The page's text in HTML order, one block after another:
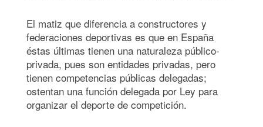
El matiz que diferencia a constructores y
federaciones deportivas es que en España
éstas últimas tienen una naturaleza público-
privada, pues son entidades privadas, pero
tienen competencias públicas delegadas;
ostentan una función delegada por Ley para
organizar el deporte de competición.